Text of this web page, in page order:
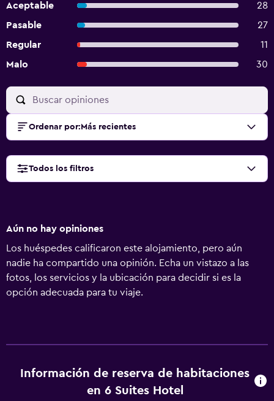
Aceptable
28
Pasable
27
Regular
11
Malo
30
Ordenar por: Más recientes
Todos los filtros
Aún no hay opiniones
Los huéspedes calificaron este alojamiento, pero aún
nadie ha compartido una opinión. Echa un vistazo a las
fotos, los servicios y la ubicación para decidir si es la
opción adecuada para tu viaje.
Información de reserva de habitaciones
en 6 Suites Hotel